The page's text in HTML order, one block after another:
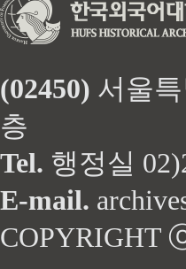
(02450) 서울
층
Tel. 행정실
E-mail.
COPYRIGHT